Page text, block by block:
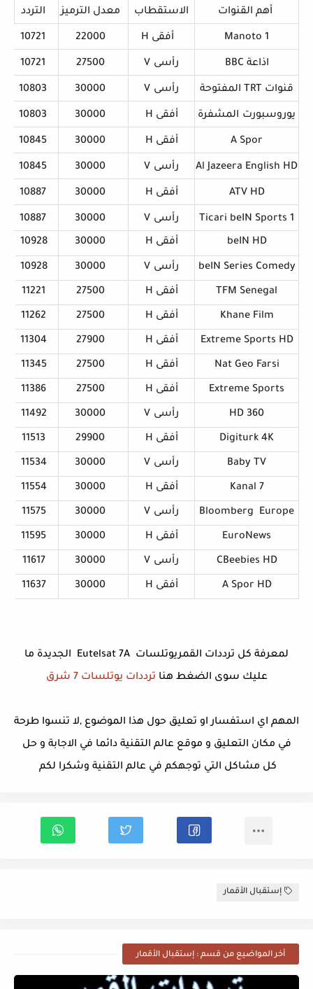
أﻫﻢ اﻟﻘﻨﻮات اﻻﺳﺘﻘﻄﺎب ﻣﻌﺪل اﻟﺘﺮﻣﻴﺰ اﻟﺘﺮدد
Manoto 1 أﻓﻘﻰ H 22000
10721
اذاﻋﺔ BBC رأﺳﻰ V
27500
10721
ﻗﻨﻮات TRT اﻟﻤﻔﺘﻮﺣﺔ رأﺳﻰ V
30000
10803
ﻳﻮروﺳﺒﻮرت اﻟﻤﺸﻔﺮة أﻓﻘﻰ H 30000
10803
A Spor أﻓﻘﻰ H 30000
10845
Al Jazeera English HD رأﺳﻰ V
30000
10845
ATV HD أﻓﻘﻰ H 30000
10887
Ticari beIN Sports 1 رأﺳﻰ V
30000
10887
beIN HD أﻓﻘﻰ H 30000
10928
beIN Series Comedy رأﺳﻰ V
30000
10928
TFM Senegal أﻓﻘﻰ H 27500
11221
Khane Film أﻓﻘﻰ H 27500
11262
Extreme Sports HD أﻓﻘﻰ H 27900
11304
Nat Geo Farsi أﻓﻘﻰ H 27500
11345
Extreme Sports أﻓﻘﻰ H 27500
11386
HD 360 رأﺳﻰ V
30000
11492
Digiturk 4K أﻓﻘﻰ H 29900
11513
Baby TV رأﺳﻰ V
30000
11534
Kanal 7 أﻓﻘﻰ H 30000
11554
Bloomberg Europe رأﺳﻰ V
30000
11575
EuroNews أﻓﻘﻰ H 30000
11595
CBeebies HD رأﺳﻰ V
30000
11617
A Spor HD أﻓﻘﻰ H 30000
11637
لمعرفة كل ترددات القمريوتلسات Eutelsat 7A الجديدة ما
عليك سوى الضغط هنا ترددات يوتلسات 7 شرق
المهم اي استفسار او تعليق حول هذا الموضوع ,لا تنسوا طرحة
في مكان التعليق و موقع عالم التقنية دائما في الاجابة و حل
كل مشاكل التي توجهكم في عالم التقنية وشكرا لكم
إستقبال الأقمار
أخر المواضيع من قسم : إستقبال الأقمار